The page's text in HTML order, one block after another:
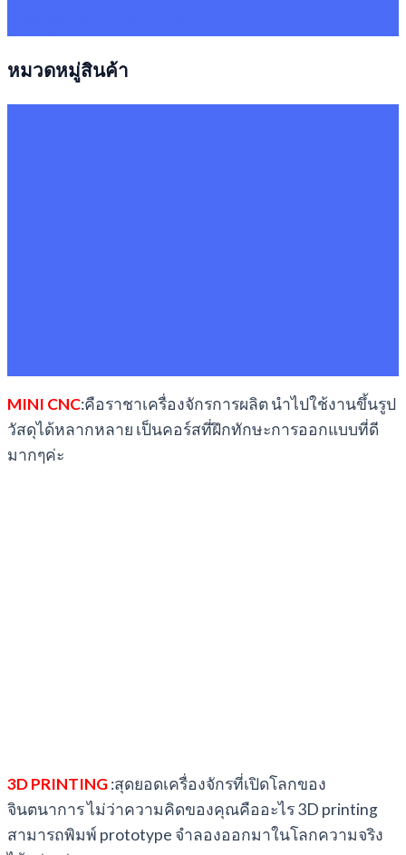
หมวดหมู่สินค้า
MINI CNC:คือราชาเครื่องจักรการผลิต นำไปใช้งานขึ้นรูป
วัสดุได้หลากหลาย เป็นคอร์สที่ฝึกทักษะการออกแบบที่ดี
มากๆค่ะ
3D PRINTING:สุดยอดเครื่องจักรที่เปิดโลกของ
จินตนาการ ไม่ว่าความคิดของคุณคืออะไร 3D printing
สามารถพิมพ์ prototype จำลองออกมาในโลกความจริง